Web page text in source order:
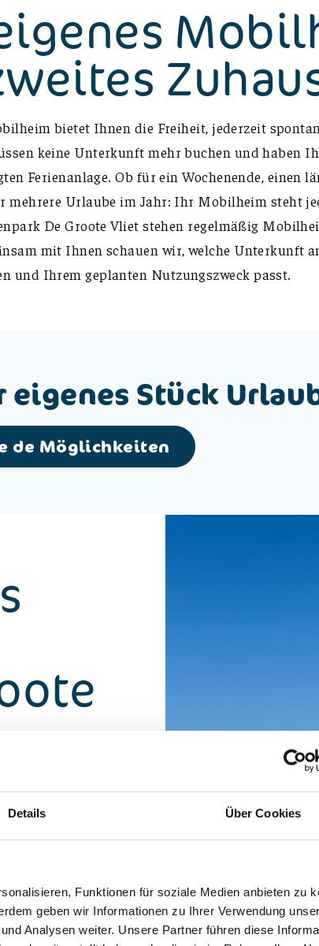
Details Über Cookies
Funktionen für soziale Medien anbieten zu
geben wir Informationen zu Ihrer Verwendung
Analysen weiter. Unsere Partner führen diese
bietet Ihnen die Freiheit, jederzeit
keine Unterkunft mehr buchen und haben
Ferienanlage. Ob für ein Wochenende, einen
mehrere Urlaube im Jahr: Ihr Mobilheim steht
De Groote Vliet stehen regelmäßig
mit Ihnen schauen wir, welche Unterkunft
und Ihrem geplanten Nutzungszweck passt.
eigenes Stück
de Möglichkeiten
zum Wasser und
Ihr Mobilheim
Ihre eigene